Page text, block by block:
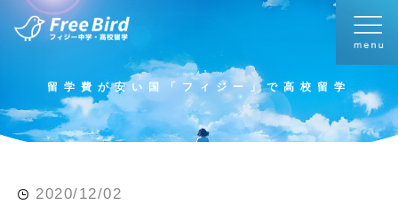
留学費が安い国「フィジー」で高校留学
2020/12/02